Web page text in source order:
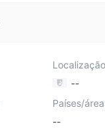
--
Países/
--